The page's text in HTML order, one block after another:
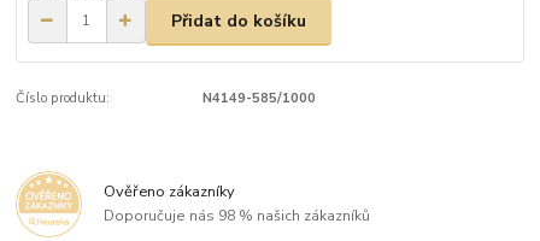
Přidat do košíku
Číslo produktu: N4149-585/1000
Ověřeno zákazníky
Doporučuje nás 98 % našich zákazníků